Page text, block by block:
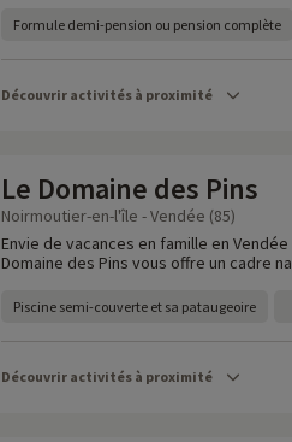
Formule demi-pension ou pension complète
Découvrir activités à proximité
Le Domaine des Pins
Noirmoutier-en-l'île - Vendée (85)
Envie de vacances en famille en
Domaine des Pins vous offre un cadre
Piscine semi-couverte et sa pataugeoire
Découvrir activités à proximité